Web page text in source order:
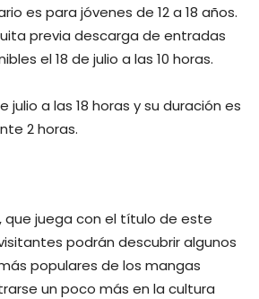
es para jóvenes de 12 a 18 años.
previa descarga de entradas
el 18 de julio a las 10 horas.
julio a las 18 horas y su duración es
2 horas.
que juega con el título de este
podrán descubrir algunos
populares de los mangas
un poco más en la cultura